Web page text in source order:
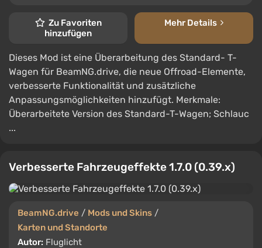
Zu Favoriten
hinzufügen
Mehr Details
Dieses Mod ist eine Überarbeitung des Standard- T-
Wagen für BeamNG.drive, die neue Offroad-Elemente,
verbesserte Funktionalität und zusätzliche
Anpassungsmöglichkeiten hinzufügt. Merkmale:
Überarbeitete Version des Standard-T-Wagen; Schlauc
...
Verbesserte Fahrzeugeffekte 1.7.0 (0.39.x)
BeamNG.drive / Mods und Skins /
Karten und Standorte
Autor: Fluglicht